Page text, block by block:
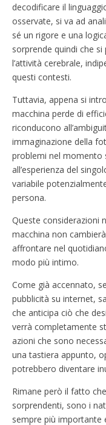
decodificare il
osservate, si va ad
sé un rigore e una
sorprende quindi che
l’attività cerebrale,
questi contesti.
Tuttavia, appena si
macchina perde di
riconducono
immaginazione della
problemi nel momento
all’esperienza del
variabile
persona.
Queste considerazioni
macchina non
affrontare nel
modo più intimo.
Come già accennato,
pubblicità su internet,
che anticipa ciò che
verrà completamente
azioni che sono
una tastiera appunto,
potrebbero diventare
Rimane però il fatto
sorprendenti, sono i
sempre più importante